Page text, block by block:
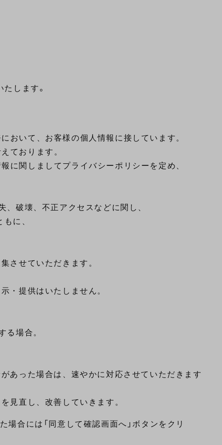
します。
おいて、お客様の個人情報に接しています。
ております。
に関しましてプライバシーポリシーを定め、
破壊、不正アクセスなどに関し、
に、
させていただきます。
・提供はいたしません。
場合。
った場合は、速やかに対応させていただきます。
合には「同意して確認画面へ」ボタンをクリ